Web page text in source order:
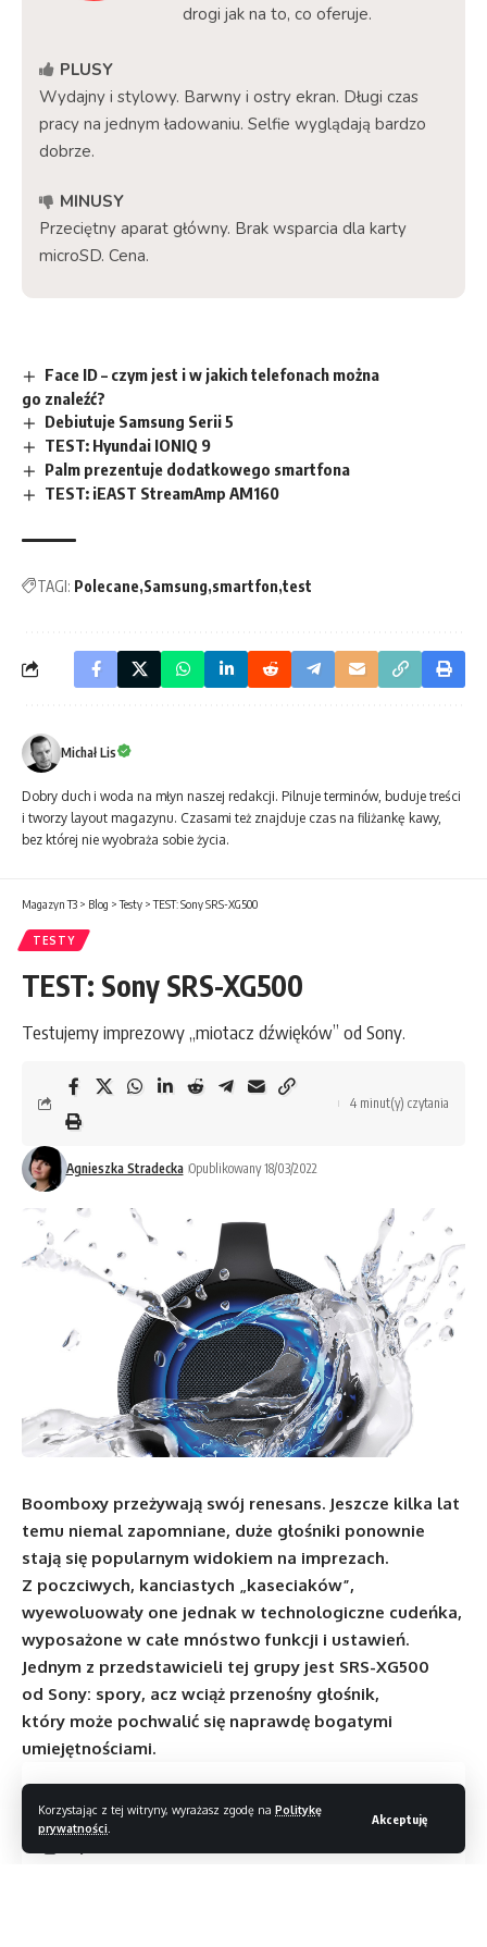
Korzystając z tej witryny, wyrażasz zgodę na Politykę
prywatności
Akceptuję
drogi jak na to, co oferuje.
PLUSY
Wydajny i stylowy. Barwny i ostry ekran. Długi czas
pracy na jednym ładowaniu. Selfie wyglądają bardzo
dobrze.
MINUSY
Przeciętny aparat główny. Brak wsparcia dla karty
microSD. Cena.
Face ID – czym jest i w jakich telefonach można
go znaleźć?
Debiutuje Samsung Serii 5
TEST: Hyundai IONIQ 9
Palm prezentuje dodatkowego smartfona
TEST: iEAST StreamAmp AM160
TAGI: Polecane Samsung smartfon test
Michał Lis
Dobry duch i woda na młyn naszej redakcji. Pilnuje terminów, buduje treści
i tworzy layout magazynu. Czasami też znajduje czas na filiżankę kawy,
bez której nie wyobraża sobie życia.
Magazyn T3 > Blog >Testy >TEST: Sony SRS-XG500
TESTY
TEST: Sony SRS-XG500
Testujemy imprezowy „miotacz dźwięków” od Sony.
Agnieszka Stradecka Opublikowany 18/03/2022
4 minut(y) czytania
Boomboxy przeżywają swój renesans. Jeszcze kilka lat
temu niemal zapomniane, duże głośniki ponownie
stają się popularnym widokiem na imprezach.
Z poczciwych, kanciastych „kaseciaków”,
wyewoluowały one jednak w technologiczne cudeńka,
wyposażone w całe mnóstwo funkcji i ustawień.
Jednym z przedstawicieli tej grupy jest SRS-XG500
od Sony: spory, acz wciąż przenośny głośnik,
który może pochwalić się naprawdę bogatymi
umiejętnościami.